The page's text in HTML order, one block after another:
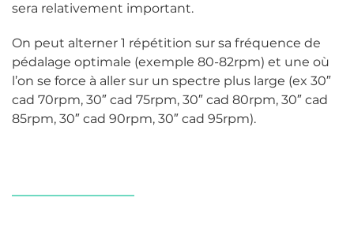
sera relativement important.
On peut alterner 1 répétition sur sa fréquence de
pédalage optimale (exemple 80-82rpm) et une où
l’on se force à aller sur un spectre plus large (ex 30″
cad 70rpm, 30″ cad 75rpm, 30″ cad 80rpm, 30″ cad
85rpm, 30″ cad 90rpm, 30″ cad 95rpm).